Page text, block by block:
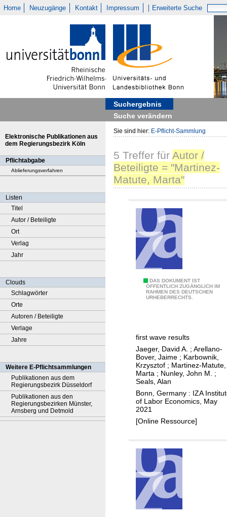
Home Neuzugänge Kontakt Impressum Erweiterte Suche
Suchergebnis
Suche verändern
Elektronische Publikationen aus
dem Regierungsbezirk Köln
Pflichtabgabe
Ablieferungsverfahren
Listen
Titel
Autor / Beteiligte
Ort
Verlag
Jahr
Clouds
Schlagwörter
Orte
Autoren / Beteiligte
Verlage
Jahre
Weitere E-Pflichtsammlungen
Publikationen aus dem
Regierungsbezirk Düsseldorf
Publikationen aus den
Regierungsbezirken Münster,
Arnsberg und Detmold
Sie sind hier: E-Pflicht-Sammlung
5 Treffer für Autor /
Beteiligte = "Martinez-
Matute, Marta"
DAS DOKUMENT IST
ÖFFENTLICH ZUGÄNGLICH IM
RAHMEN DES DEUTSCHEN
URHEBERRECHTS.
o
b
a
l
C
o
v
i
-
9
t
first wave results
Jaeger, David A. ; Arellano-
Bover, Jaime ; Karbownik,
Krzysztof ; Martinez-Matute,
Marta ; Nunley, John M.
;
Seals, Alan
Bonn, Germany : IZA
of Labor Economics, May
2021
[Online Ressource]